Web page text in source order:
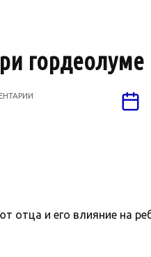
отца и его влияние на